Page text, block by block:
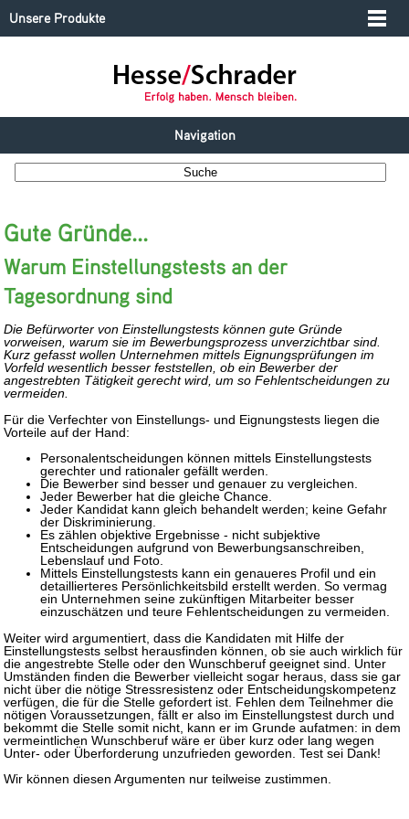
Unsere Produkte
Navigation
Gute Gründe...
Warum Einstellungstests an der
Tagesordnung sind
Die Befürworter von Einstellungstests können gute Gründe
vorweisen, warum sie im Bewerbungsprozess unverzichtbar sind.
Kurz gefasst wollen Unternehmen mittels Eignungsprüfungen im
Vorfeld wesentlich besser feststellen, ob ein Bewerber der
angestrebten Tätigkeit gerecht wird, um so Fehlentscheidungen zu
vermeiden.
Für die Verfechter von Einstellungs- und Eignungstests liegen die
Vorteile auf der Hand:
Personalentscheidungen können mittels Einstellungstests
gerechter und rationaler gefällt werden.
Die Bewerber sind besser und genauer zu vergleichen.
Jeder Bewerber hat die gleiche Chance.
Jeder Kandidat kann gleich behandelt werden; keine Gefahr
der Diskriminierung.
Es zählen objektive Ergebnisse - nicht subjektive
Entscheidungen aufgrund von Bewerbungsanschreiben,
Lebenslauf und Foto.
Mittels Einstellungstests kann ein genaueres Profil und ein
detaillierteres Persönlichkeitsbild erstellt werden. So vermag
ein Unternehmen seine zukünftigen Mitarbeiter besser
einzuschätzen und teure Fehlentscheidungen zu vermeiden.
Weiter wird argumentiert, dass die Kandidaten mit Hilfe der
Einstellungstests selbst herausfinden können, ob sie auch wirklich für
die angestrebte Stelle oder den Wunschberuf geeignet sind. Unter
Umständen finden die Bewerber vielleicht sogar heraus, dass sie gar
nicht über die nötige Stressresistenz oder Entscheidungskompetenz
verfügen, die für die Stelle gefordert ist. Fehlen dem Teilnehmer die
nötigen Voraussetzungen, fällt er also im Einstellungstest durch und
bekommt die Stelle somit nicht, kann er im Grunde aufatmen: in dem
vermeintlichen Wunschberuf wäre er über kurz oder lang wegen
Unter- oder Überforderung unzufrieden geworden. Test sei Dank!
Wir können diesen Argumenten nur teilweise zustimmen.